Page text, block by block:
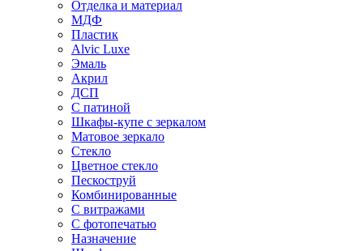
Отделка и материал
МДФ
Пластик
Alvic Luxe
Эмаль
Акрил
ДСП
С патиной
Шкафы-купе с зеркалом
Матовое зеркало
Стекло
Цветное стекло
Пескоструй
Комбинированные
С витражами
С фотопечатью
Назначение